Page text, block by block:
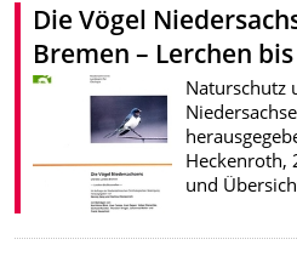
Die Vögel
Bremen – Lerchen
Naturschutz
Heckenroth,
und